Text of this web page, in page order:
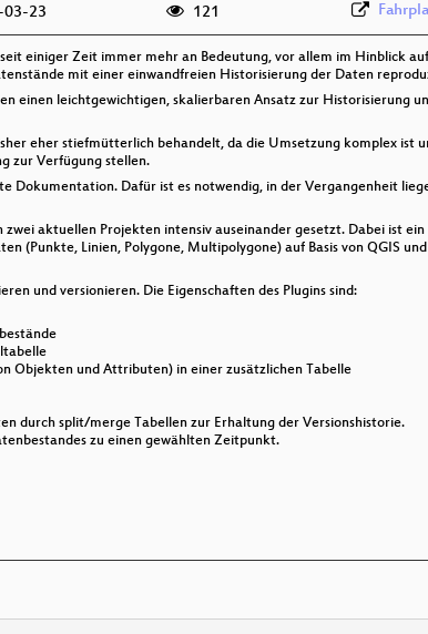
03-23 121
einiger Zeit immer mehr an Bedeutung, vor allem im Hinblick
mit einer einwandfreien Historisierung der Daten
einen leichtgewichtigen, skalierbaren Ansatz zur Historisierung
eher stiefmütterlich behandelt, da die Umsetzung komplex ist
zur Verfügung stellen.
Dokumentation. Dafür ist es notwendig, in der Vergangenheit
aktuellen Projekten intensiv auseinander gesetzt. Dabei ist
(Punkte, Linien, Polygone, Multipolygone) auf Basis von QGIS
und versionieren. Die Eigenschaften des Plugins sind:
Objekten und Attributen) in einer zusätzlichen Tabelle
durch split/merge Tabellen zur Erhaltung der Versionshistorie.
zu einen gewählten Zeitpunkt.